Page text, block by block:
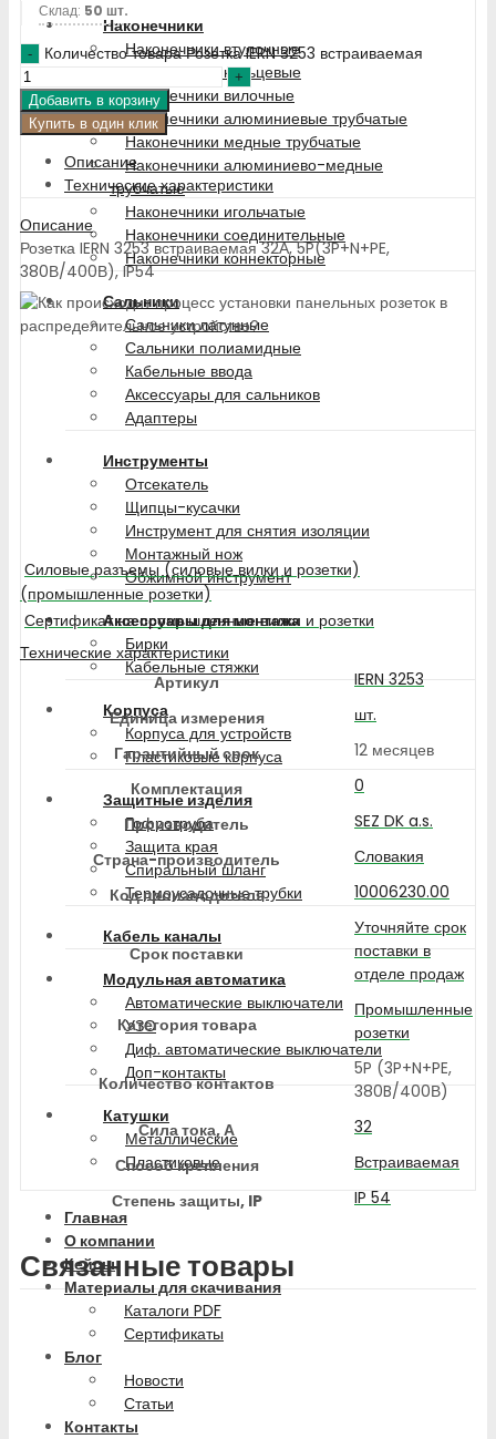
Наконечники
Наконечники втулочные
Наконечники кольцевые
Наконечники вилочные
Наконечники алюминиевые трубчатые
Наконечники медные трубчатые
Наконечники алюминиево-медные
трубчатые
Наконечники игольчатые
Наконечники соединительные
Наконечники коннекторные
Сальники
Сальники латунные
Сальники полиамидные
Кабельные ввода
Аксессуары для сальников
Адаптеры
Инструменты
Отсекатель
Щипцы-кусачки
Инструмент для снятия изоляции
Монтажный нож
Обжимной инструмент
Аксессуары для монтажа
Бирки
Кабельные стяжки
Корпуса
Корпуса для устройств
Пластиковые корпуса
Защитные изделия
Гофротруба
Защита края
Спиральный шланг
Термоусадочные трубки
Кабель каналы
Модульная автоматика
Автоматические выключатели
УЗО
Диф. автоматические выключатели
Доп-контакты
Катушки
Металлические
Пластиковые
Главная
О компании
Кейсы
Материалы для скачивания
Каталоги PDF
Сертификаты
Блог
Новости
Статьи
Контакты
Склад: 50 шт.
Количество товара Розетка IERN 3253 встраиваемая
Добавить в корзину
Купить в один клик
Описание
Технические характеристики
Описание
Розетка IERN 3253 встраиваемая 32А, 5P(3P+N+PE,
380В/400В), IP54
Силовые разъемы (силовые вилки и розетки)
(промышленные розетки)
Сертификат на промышленные вилки и розетки
Технические характеристики
Артикул
IERN 3253
Единица измерения
шт.
Гарантийный срок
12 месяцев
Комплектация
0
Производитель
SEZ DK a.s.
Страна-производитель
Словакия
Код производителя
10006230.00
Срок поставки
Уточняйте срок
поставки в
отделе продаж
Категория товара
Промышленные
розетки
Количество контактов
5P (3P+N+PE,
380B/400В)
Сила тока, А
32
Способ крепления
Встраиваемая
Степень защиты, IP
IP 54
Связанные товары